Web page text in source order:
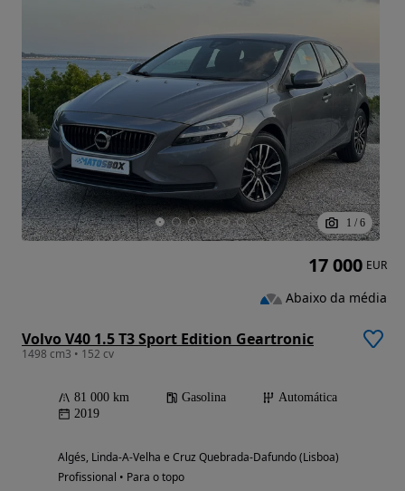
1 / 6
Volvo V40 1.5 T3 Sport Edition Geartronic
1498 cm3 • 152 cv
81 000 km Gasolina
Automática
2019
Algés, Linda-A-Velha e Cruz Quebrada-Dafundo (Lisboa)
Profissional • Para o topo
17 000 EUR
Abaixo da média